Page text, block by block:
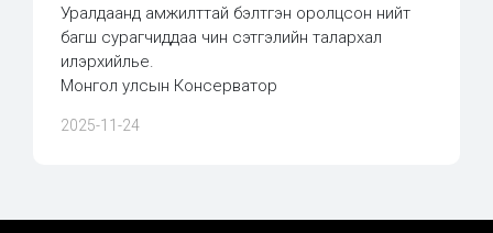
Уралдаанд амжилттай бэлтгэн оролцсон нийт
багш сурагчиддаа чин сэтгэлийн талархал
илэрхийлье.
Монгол улсын Консерватор
2025-11-24